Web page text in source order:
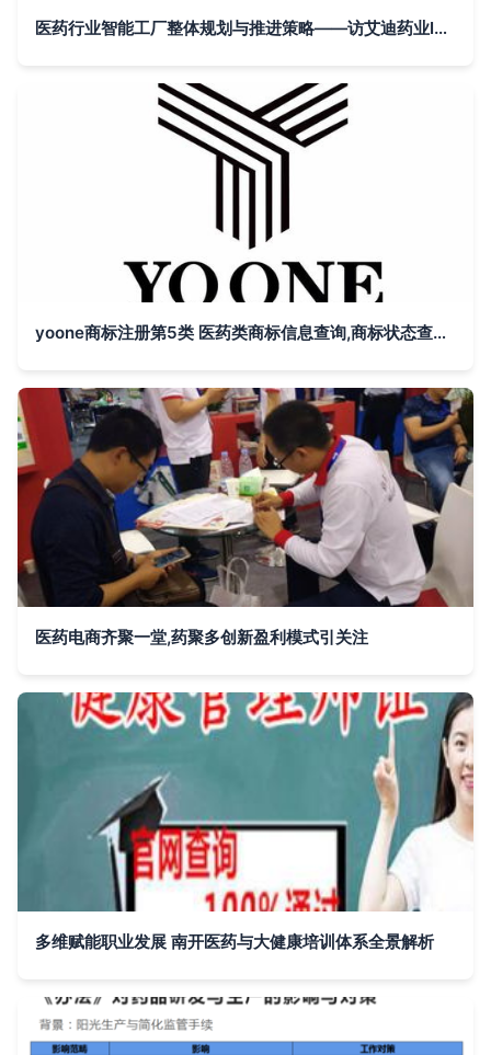
医药行业智能工厂整体规划与推进策略——访艾迪药业IT总监李辉
yoone商标注册第5类 医药类商标信息查询,商标状态查询 路标网
医药电商齐聚一堂,药聚多创新盈利模式引关注
多维赋能职业发展 南开医药与大健康培训体系全景解析